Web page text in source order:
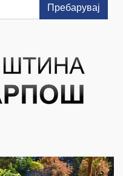
Пребарувај